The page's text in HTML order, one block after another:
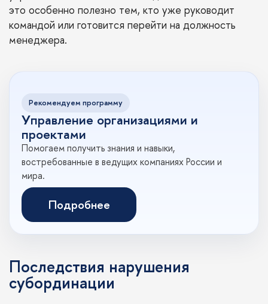
это особенно полезно тем, кто уже руководит
командой или готовится перейти на должность
менеджера.
Рекомендуем программу
Управление организациями и
проектами
Помогаем получить знания и навыки,
востребованные в ведущих компаниях России и
мира.
Подробнее
Последствия нарушения
субординации